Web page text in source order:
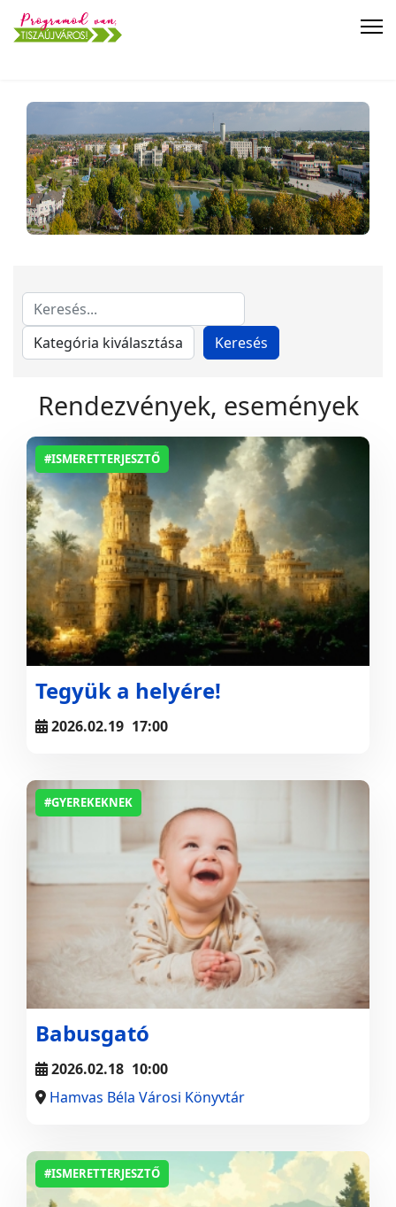
Rendezvények, események
#ISMERETTERJESZTŐ
Tegyük a helyére!
2026.02.19 17:00
#GYEREKEKNEK
Babusgató
2026.02.18 10:00
Hamvas Béla Városi Könyvtár
#ISMERETTERJESZTŐ